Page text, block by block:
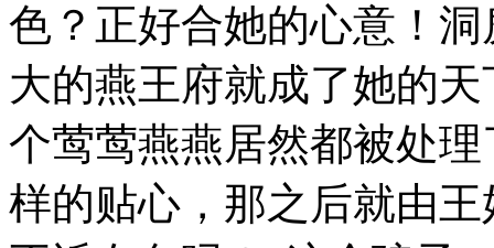
色？正好合她的心意！
大的燕王府就成了她的
个莺莺燕燕居然都被处
样的贴心，那之后就由